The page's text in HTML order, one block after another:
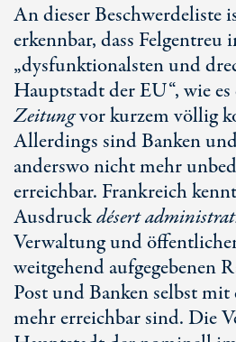
An dieser Beschwerdeliste
erkennbar, dass
„dysfunktionalsten und
Hauptstadt der EU“, wie
Zeitungvor kurzem völlig
Allerdings sind Banken
anderswo nicht mehr
erreichbar. Frankreich
Ausdruckdésert
Verwaltung und
weitgehend aufgegebenen
Post und Banken selbst
mehr erreichbar sind. Die